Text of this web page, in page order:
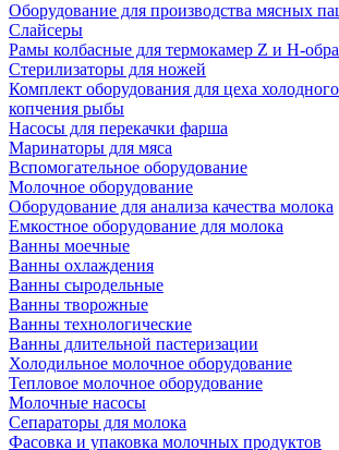
Оборудование для производства мясных
Слайсеры
Рамы колбасные для термокамер Z и H-
Стерилизаторы для ножей
Комплект оборудования для цеха
копчения рыбы
Насосы для перекачки фарша
Маринаторы для мяса
Вспомогательное оборудование
Молочное оборудование
Оборудование для анализа качества молока
Емкостное оборудование для молока
Ванны моечные
Ванны охлаждения
Ванны сыродельные
Ванны творожные
Ванны технологические
Ванны длительной пастеризации
Холодильное молочное оборудование
Тепловое молочное оборудование
Молочные насосы
Сепараторы для молока
Фасовка и упаковка молочных продуктов